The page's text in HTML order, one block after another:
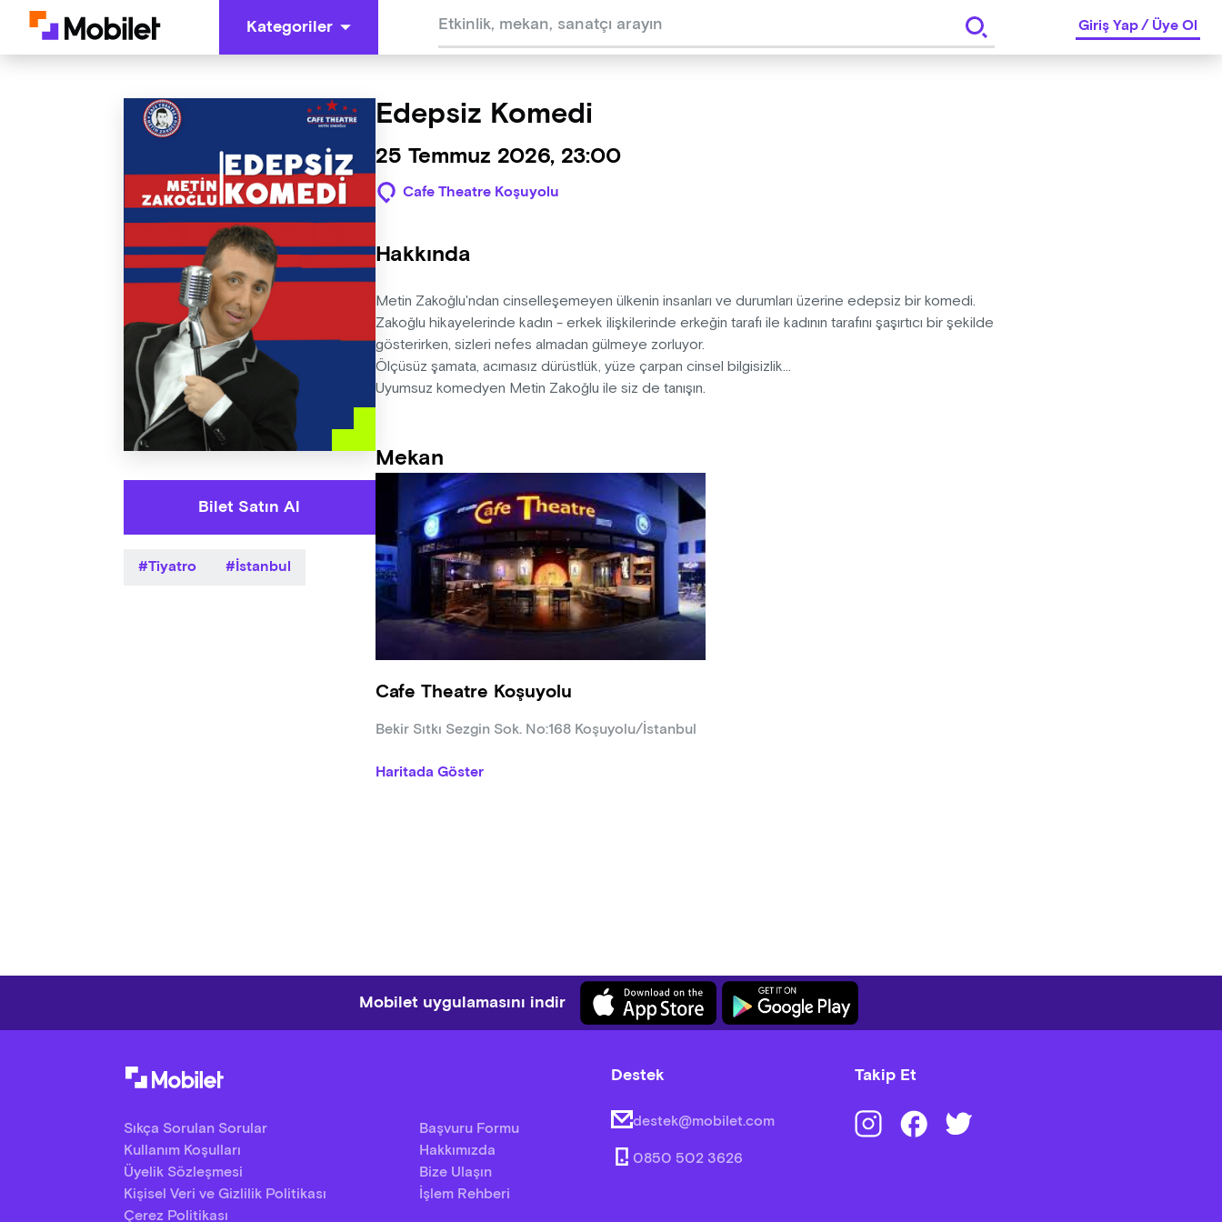
Kategoriler Giriş Yap/Üye Ol
Bilet Satın Al
Tiyatro İstanbul
Edepsiz Komedi
25 Temmuz 2026, 23:00
Cafe Theatre Koşuyolu
Hakkında
Metin Zakoğlu'ndan cinselleşemeyen ülkenin insanları ve durumları üzerine edepsiz bir komedi.
Zakoğlu hikayelerinde kadın - erkek ilişkilerinde erkeğin tarafı ile kadının tarafını şaşırtıcı bir şekilde
gösterirken, sizleri nefes almadan gülmeye zorluyor.
Ölçüsüz şamata, acımasız dürüstlük, yüze çarpan cinsel bilgisizlik...
Uyumsuz komedyen Metin Zakoğlu ile siz de tanışın.
Mekan
Cafe Theatre Koşuyolu
Bekir Sıtkı Sezgin Sok. No:168 Koşuyolu/İstanbul
Haritada Göster
Mobilet uygulamasını indir
Sıkça Sorulan Sorular
Kullanım Koşulları
Üyelik Sözleşmesi
Kişisel Veri ve Gizlilik Politikası
Çerez Politikası
Başvuru Formu
Hakkımızda
Bize Ulaşın
İşlem Rehberi
Destek
destek@mobilet.com
0850 502 3626
Takip Et